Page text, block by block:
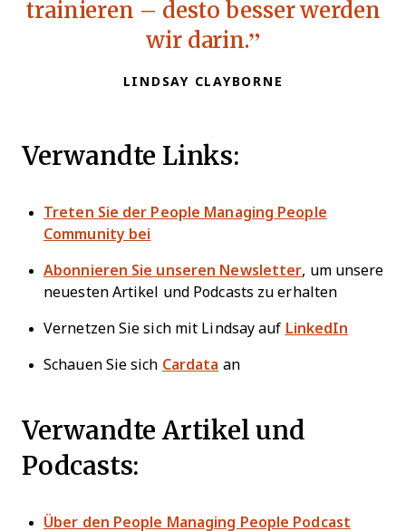
trainieren – desto besser werden
wir darin.
LINDSAY CLAYBORNE
Verwandte Links:
Treten Sie der People Managing People
Community bei
Abonnieren Sie unseren Newsletter, um unsere
neuesten Artikel und Podcasts zu erhalten
Vernetzen Sie sich mit Lindsay auf LinkedIn
Schauen Sie sich Cardata an
Verwandte Artikel und
Podcasts:
Über den People Managing People Podcast